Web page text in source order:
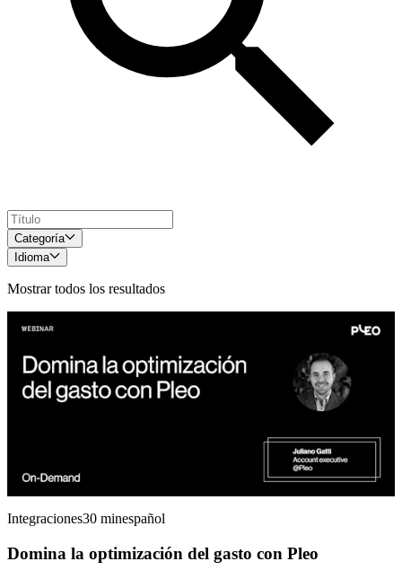
Categoría
Idioma
Mostrar todos los resultados
Integraciones30 minespañol
Domina la optimización del gasto con Pleo